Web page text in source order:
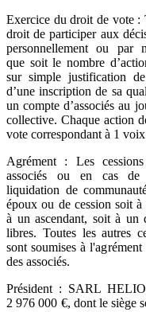
Exercice du droit de vote :
droit de participer aux
personnellement ou par
que soit le nombre
sur simple justification
d’une inscription de sa
un compte d’associés au
collective. Chaque action
vote correspondant à 1
Agrément : Les
associés ou en cas de
liquidation de
époux ou de cession soit
à un ascendant, soit à un
libres. Toutes les autres
sont soumises à
des associés.
Président : SARL
2 976 000 €, dont le siège